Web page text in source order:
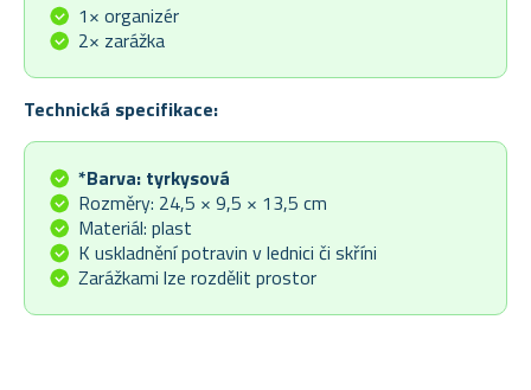
1× organizér
2× zarážka
Technická specifikace:
*Barva: tyrkysová
Rozměry: 24,5 × 9,5 × 13,5 cm
Materiál: plast
K uskladnění potravin v lednici či skříni
Zarážkami lze rozdělit prostor